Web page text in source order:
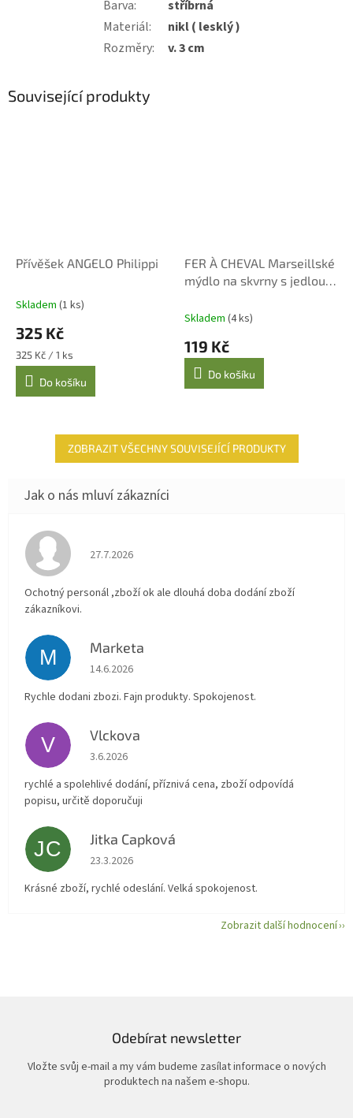
Barva:
stříbrná
Materiál:
nikl ( lesklý )
Rozměry: v. 3 cm
Související produkty
Přívěšek ANGELO Philippi
Průměrné
produktu
je
5,0
5
Skladem (1 ks)
325 Kč
Měrná
cena:
325 Kč / 1 ks
Do košíku
FER À CHEVAL Marseillské
mýdlo na skvrny s jedlou
Skladem (4 ks)
119 Kč
Do košíku
ZOBRAZIT VŠECHNY SOUVISEJÍCÍ PRODUKTY
Hodnocení obchodu je 4 z 5 hvězdiček.
27.7.2026
Ochotný personál ,zboží ok ale dlouhá doba dodání zboží
zákazníkovi.
M Marketa
Hodnocení obchodu je 5 z 5 hvězdiček.
14.6.2026
Rychle dodani zbozi. Fajn produkty. Spokojenost.
V Vlckova
Hodnocení obchodu je 5 z 5 hvězdiček.
3.6.2026
rychlé a spolehlivé dodání, příznivá cena, zboží odpovídá
popisu, určitě doporučuji
JC Jitka Capková
Hodnocení obchodu je 5 z 5 hvězdiček.
23.3.2026
Krásné zboží, rychlé odeslání. Velká spokojenost.
Zobrazit další hodnocení
Odebírat newsletter
Vložte svůj e-mail a my vám budeme zasílat informace o nových
produktech na našem e-shopu.